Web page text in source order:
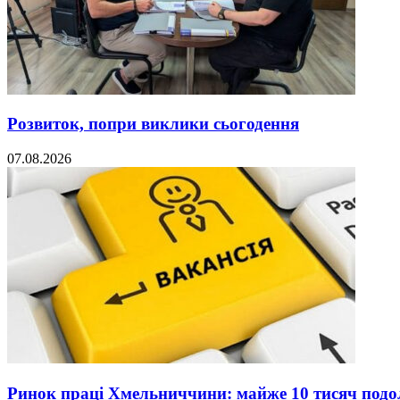
Розвиток, попри виклики сьогодення
07.08.2026
Ринок праці Хмельниччини: майже 10 тисяч